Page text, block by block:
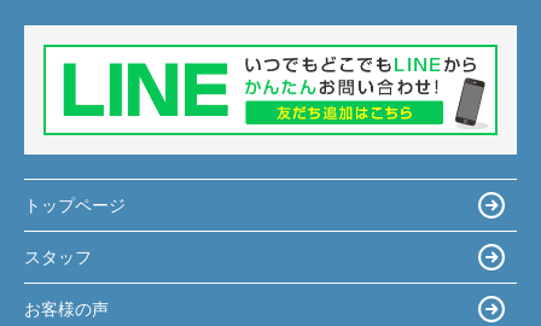
トップページ
スタッフ
お客様の声